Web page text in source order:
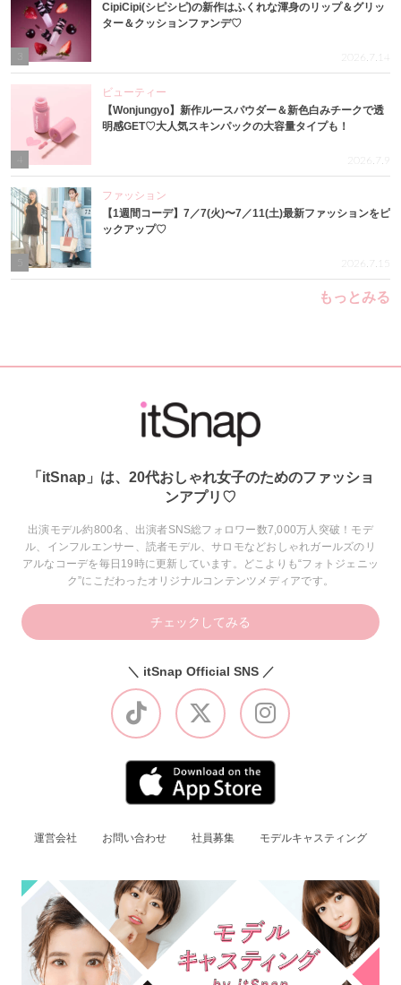
3
CipiCipi(シピシピ)の新作はふくれな渾身のリップ＆グリッ
ター＆クッションファンデ♡
2026.7.14
4
ビューティー
【Wonjungyo】新作ルースパウダー＆新色白みチークで透
明感GET♡大人気スキンパックの大容量タイプも！
2026.7.9
ファッション
【1週間コーデ】7／7(火)〜7／11(土)最新ファッションをピ
ックアップ♡
2026.7.15
もっとみる
「itSnap」は、20代おしゃれ女子のためのファッショ
ンアプリ♡
出演モデル約800名、出演者SNS総フォロワー数7,000万人突破！モデ
ル、インフルエンサー、読者モデル、サロモなどおしゃれガールズのリ
アルなコーデを毎日19時に更新しています。どこよりも“フォトジェニッ
ク”にこだわったオリジナルコンテンツメディアです。
チェックしてみる
＼ itSnap Official SNS ／
運営会社 お問い合わせ 社員募集 モデルキャスティング